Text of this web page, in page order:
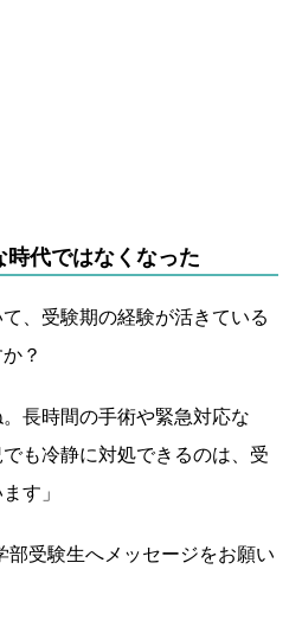
代ではなくなった
、受験期の経験が活きている
？
。長時間の手術や緊急対応な
も冷静に対処できるのは、受
す」
受験生へメッセージをお願い